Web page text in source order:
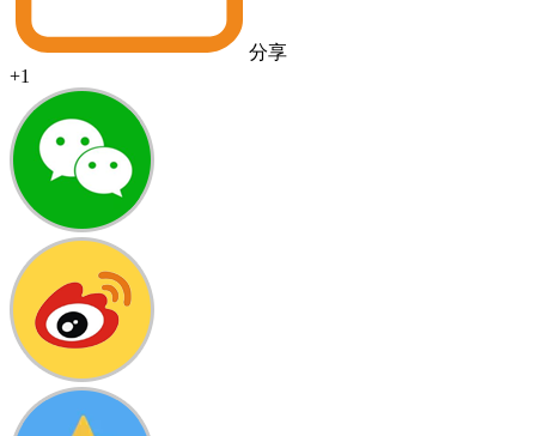
分享
+1